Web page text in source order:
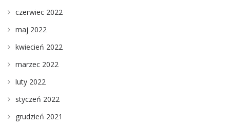
czerwiec 2022
maj 2022
kwiecień 2022
marzec 2022
luty 2022
styczeń 2022
grudzień 2021